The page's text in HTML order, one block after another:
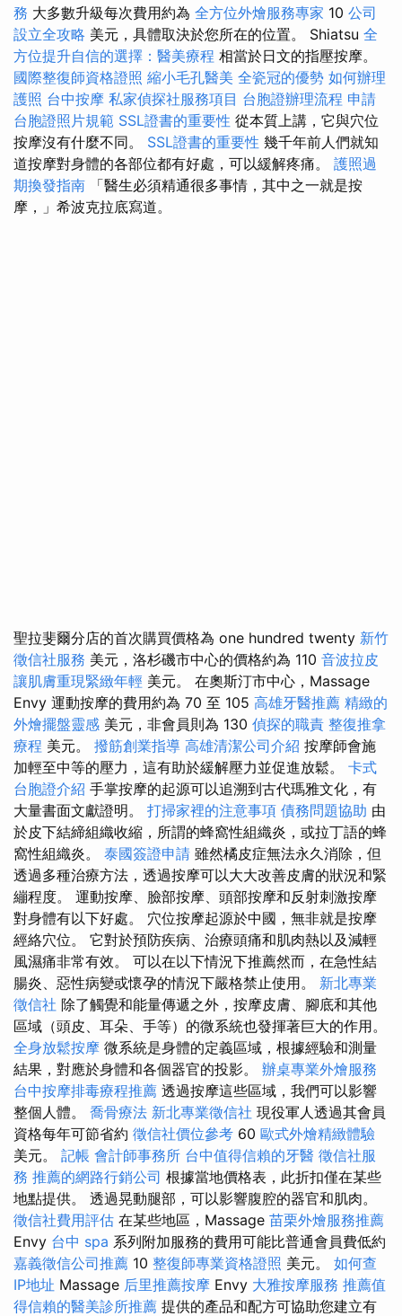
務 大多數升級每次費用約為 全方位外燴服務專家 10 公司
設立全攻略 美元，具體取決於您所在的位置。 Shiatsu 全
方位提升自信的選擇：醫美療程 相當於日文的指壓按摩。
國際整復師資格證照 縮小毛孔醫美 全瓷冠的優勢 如何辦理
護照 台中按摩 私家偵探社服務項目 台胞證辦理流程 申請
台胞證照片規範 SSL證書的重要性 從本質上講，它與穴位
按摩沒有什麼不同。 SSL證書的重要性 幾千年前人們就知
道按摩對身體的各部位都有好處，可以緩解疼痛。 護照過
期換發指南 「醫生必須精通很多事情，其中​​之一就是按
摩，」希波克拉底寫道。
聖拉斐爾分店的首次購買價格為 one hundred twenty 新竹
徵信社服務 美元，洛杉磯市中心的價格約為 110 音波拉皮
讓肌膚重現緊緻年輕 美元。 在奧斯汀市中心，Massage
Envy 運動按摩的費用約為 70 至 105 高雄牙醫推薦 精緻的
外燴擺盤靈感 美元，非會員則為 130 偵探的職責 整復推拿
療程 美元。 撥筋創業指導 高雄清潔公司介紹 按摩師會施
加輕至中等的壓力，這有助於緩解壓力並促進放鬆。 卡式
台胞證介紹 手掌按摩的起源可以追溯到古代瑪雅文化，有
大量書面文獻證明。 打掃家裡的注意事項 債務問題協助 由
於皮下結締組織收縮，所謂的蜂窩性組織炎，或拉丁語的蜂
窩性組織炎。 泰國簽證申請 雖然橘皮症無法永久消除，但
透過多種治療方法，透過按摩可以大大改善皮膚的狀況和緊
繃程度。 運動按摩、臉部按摩、頭部按摩和反射刺激按摩
對身體有以下好處。 穴位按摩起源於中國，無非就是按摩
經絡穴位。 它對於預防疾病、治療頭痛和肌肉熱以及減輕
風濕痛非常有效。 可以在以下情況下推薦然而，在急性結
腸炎、惡性病變或懷孕的情況下嚴格禁止使用。 新北專業
徵信社 除了觸覺和能量傳遞之外，按摩皮膚、腳底和其他
區域（頭皮、耳朵、手等）的微系統也發揮著巨大的作用。
全身放鬆按摩 微系統是身體的定義區域，根據經驗和測量
結果，對應於身體和各個器官的投影。 辦桌專業外燴服務
台中按摩排毒療程推薦 透過按摩這些區域，我們可以影響
整個人體。 喬骨療法 新北專業徵信社 現役軍人透過其會員
資格每年可節省約 徵信社價位參考 60 歐式外燴精緻體驗
美元。 記帳 會計師事務所 台中值得信賴的牙醫 徵信社服
務 推薦的網路行銷公司 根據當地價格表，此折扣僅在某些
地點提供。 透過晃動腿部，可以影響腹腔的器官和肌肉。
徵信社費用評估 在某些地區，Massage 苗栗外燴服務推薦
Envy 台中 spa 系列附加服務的費用可能比普通會員費低約
嘉義徵信公司推薦 10 整復師專業資格證照 美元。 如何查
IP地址 Massage 后里推薦按摩 Envy 大雅按摩服務 推薦值
得信賴的醫美診所推薦 提供的產品和配方可協助您建立有